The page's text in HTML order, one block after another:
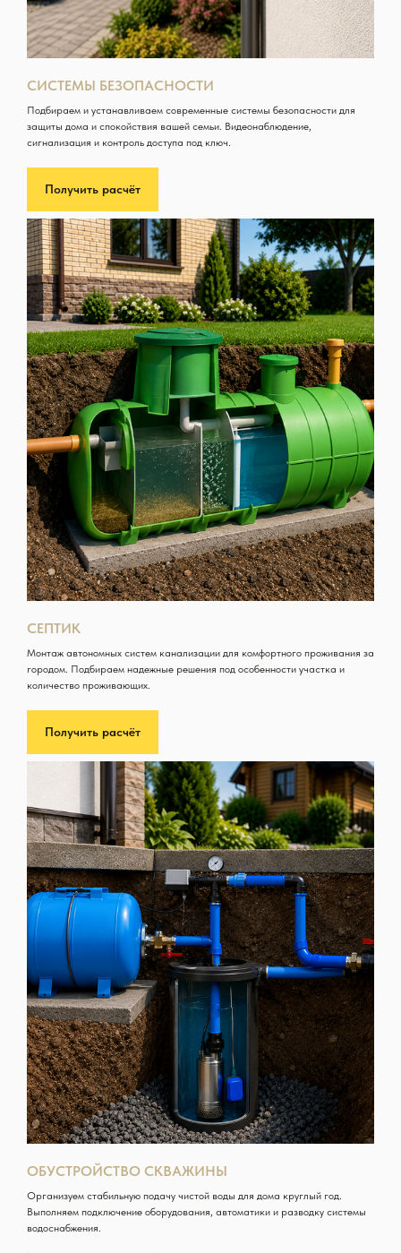
СИСТЕМЫ БЕЗОПАСНОСТИ
Подбираем и устанавливаем современные системы безопасности для
защиты дома и спокойствия вашей семьи. Видеонаблюдение,
сигнализация и контроль доступа под ключ.
Получить расчёт
СЕПТИК
Монтаж автономных систем канализации для комфортного проживания за
городом. Подбираем надежные решения под особенности участка и
количество проживающих.
Получить расчёт
ОБУСТРОЙСТВО СКВАЖИНЫ
Организуем стабильную подачу чистой воды для дома круглый год.
Выполняем подключение оборудования, автоматики и разводку системы
водоснабжения.